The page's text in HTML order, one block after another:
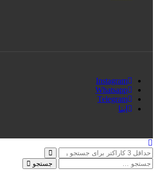
Instagram
Whatsapp
Telegram
ایتا
جستجو